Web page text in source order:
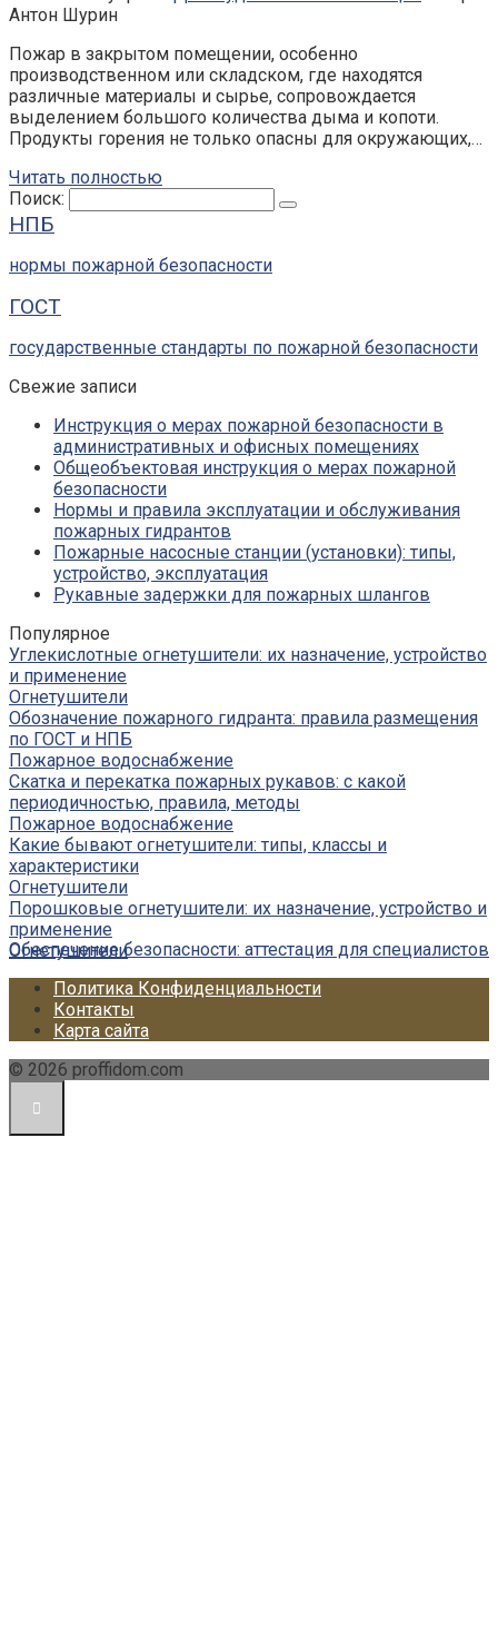
Антон Шурин
Пожар в закрытом помещении, особенно
производственном или складском, где находятся
различные материалы и сырье, сопровождается
выделением большого количества дыма и копоти.
Продукты горения не только опасны для окружающих,…
Читать полностью
Поиск:
НПБ
нормы пожарной безопасности
ГОСТ
государственные стандарты по пожарной безопасности
Свежие записи
Инструкция о мерах пожарной безопасности в
административных и офисных помещениях
Общеобъектовая инструкция о мерах пожарной
безопасности
Нормы и правила эксплуатации и обслуживания
пожарных гидрантов
Пожарные насосные станции (установки): типы,
устройство, эксплуатация
Рукавные задержки для пожарных шлангов
Популярное
Углекислотные огнетушители: их назначение, устройство
и применение
Огнетушители
Обозначение пожарного гидранта: правила размещения
по ГОСТ и НПБ
Пожарное водоснабжение
Скатка и перекатка пожарных рукавов: с какой
периодичностью, правила, методы
Пожарное водоснабжение
Какие бывают огнетушители: типы, классы и
характеристики
Огнетушители
Порошковые огнетушители: их назначение, устройство и
применение
Огнетушители
Обеспечение безопасности: аттестация для специалистов
Политика Конфиденциальности
Контакты
Карта сайта
© 2026 proffidom.com